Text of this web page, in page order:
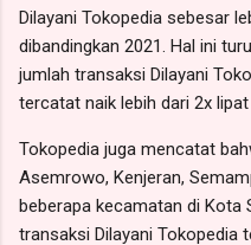
Dilayani Tokopedia sebesar
dibandingkan 2021. Hal ini
jumlah transaksi Dilayani
tercatat naik lebih dari 2x
Tokopedia juga mencatat
Asemrowo, Kenjeran,
beberapa kecamatan di Kota
transaksi Dilayani Tokopedia